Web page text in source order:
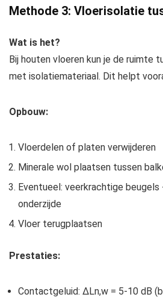
Methode 3: Vloerisolatie
Wat is het?
Bij houten vloeren kun je de ruimte
met isolatiemateriaal. Dit helpt
Opbouw:
Vloerdelen of platen verwijderen
Minerale wol plaatsen tussen
Eventueel: veerkrachtige
onderzijde
Vloer terugplaatsen
Prestaties:
Contactgeluid: ΔLn,w = 5-10 dB